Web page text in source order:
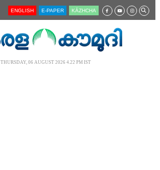
ENGLISH E-PAPER KĀZHCHA
THURSDAY, 06 AUGUST 2026 4.22 PM IST